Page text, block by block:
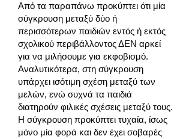
Από τα παραπάνω προκύπτει ότι μία
σύγκρουση μεταξύ δύο ή
περισσότερων παιδιών εντός ή εκτός
σχολικού περιβάλλοντος ΔΕΝ αρκεί
για να μιλήσουμε για εκφοβισμό.
Αναλυτικότερα, στη σύγκρουση
υπάρχει ισότιμη σχέση μεταξύ των
μελών, ενώ συχνά τα παιδιά
διατηρούν φιλικές σχέσεις μεταξύ τους.
Η σύγκρουση προκύπτει τυχαία, ίσως
μόνο μία φορά και δεν έχει σοβαρές